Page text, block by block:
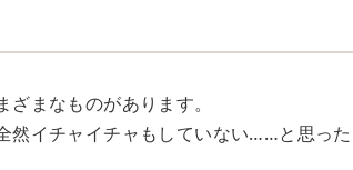
まなものがあります。
然イチャイチャもしていない……と思っ